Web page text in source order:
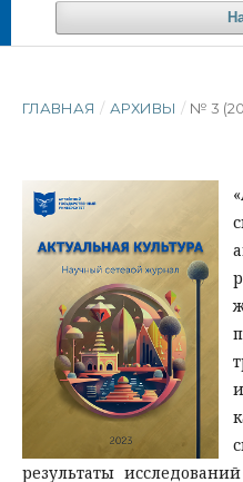
ГЛАВНАЯ / АРХИВЫ / № 3
результаты